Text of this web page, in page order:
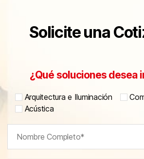
Solicite una
¿Qué soluciones desea
Arquitectura e Iluminación
Acústica